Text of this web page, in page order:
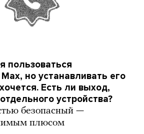
пользоваться
но устанавливать его
Есть ли выход,
устройства?
безопасный —
плюсом